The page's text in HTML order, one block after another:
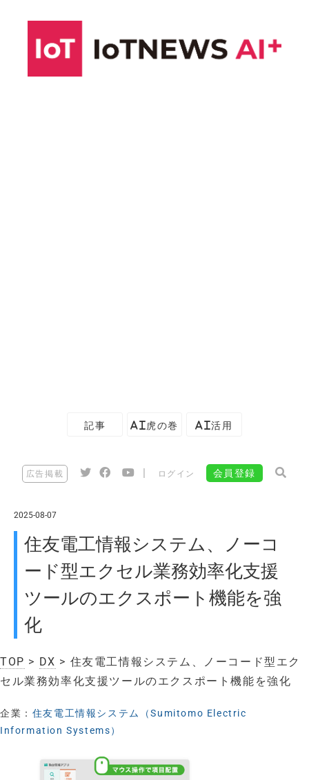
記事 AI虎の巻 AI活用
広告掲載 ログイン 会員登録
2025-08-07
住友電工情報システム、ノーコ
ード型エクセル業務効率化支援
ツールのエクスポート機能を強
化
TOP > DX > 住友電工情報システム、ノーコード型エク
セル業務効率化支援ツールのエクスポート機能を強化
企業： 住友電工情報システム（Sumitomo Electric
Information Systems）